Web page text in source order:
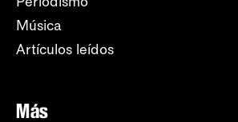
Música
Artículos leídos
Más